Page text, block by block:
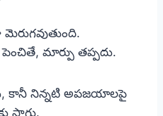
మార్పు తప్పదు.
కానీ నిన్నటి అపజయాలపై
సాగు.